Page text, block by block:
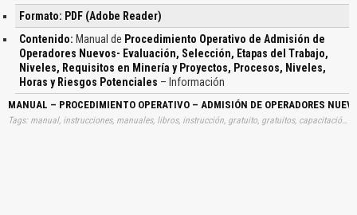
Formato: PDF (Adobe Reader)
Contenido: Manual de Procedimiento Operativo de Admisión de
Operadores Nuevos- Evaluación, Selección, Etapas del Trabajo,
Niveles, Requisitos en Minería y Proyectos, Procesos, Niveles,
Horas y Riesgos Potenciales – Información
MANUAL – PROCEDIMIENTO OPERATIVO – ADMISIÓN DE OPERADORES
Tags: manual, instrucciones, manuales, libros, instrucción, gratuito, gratuitos, capacitación, entrenamiento, capacitaciones, información, datos, gratis, descargar, guías, guias, procedimientos, operativos, admisiones, operadores, nuevos, evaluaciones, selecciones, etapas, trabajos, niveles, requisitos, minerias, proyectos, procesos, niveles, horas, riesgos, potenciales, aprender, descargas